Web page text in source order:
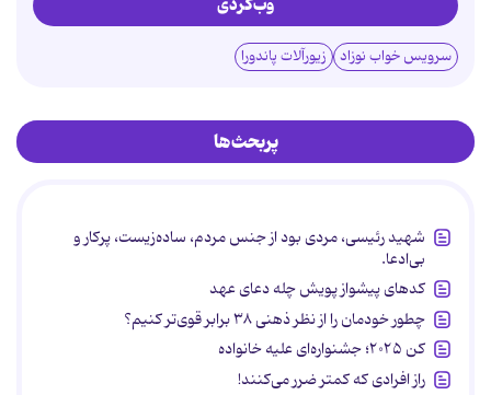
سرویس خواب نوزاد زیورآلات پاندورا
پربحث‌ها
شهید رئیسی، مردی بود از جنس مردم، ساده‌زیست، پرکار و
بی‌ادعا.
کدهای پیشواز پویش چله دعای عهد
چطور خودمان را از نظر ذهنی ۳۸ برابر قوی‌تر کنیم؟
کن ۲۰۲۵؛ جشنواره‌ای علیه خانواده
راز افرادی که کمتر ضرر می‌کنند!